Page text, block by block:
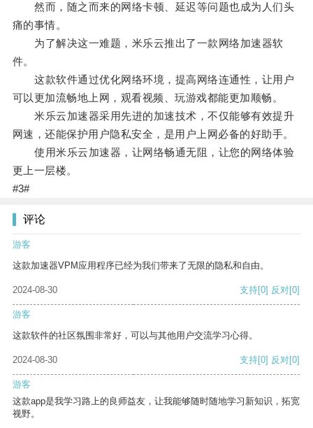
然而，随之而来的网络卡顿、延迟等问题也成为人们头
痛的事情。
为了解决这一难题，米乐云推出了一款网络加速器软
件。
这款软件通过优化网络环境，提高网络连通性，让用户
可以更加流畅地上网，观看视频、玩游戏都能更加顺畅。
米乐云加速器采用先进的加速技术，不仅能够有效提升
网速，还能保护用户隐私安全，是用户上网必备的好助手。
使用米乐云加速器，让网络畅通无阻，让您的网络体验
更上一层楼。
#3#
评论
游客
这款加速器VPM应用程序已经为我们带来了无限的隐私和自由。
2024-08-30 支持[0] 反对[0]
游客
这款软件的社区氛围非常好，可以与其他用户交流学习心得。
2024-08-30 支持[0] 反对[0]
游客
这款app是我学习路上的良师益友，让我能够随时随地学习新知识，拓宽
视野。